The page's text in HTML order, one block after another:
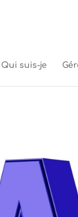
Qui suis-je